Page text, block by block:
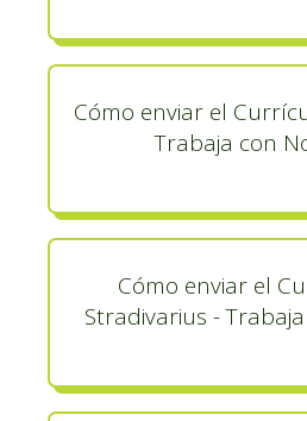
Cómo enviar el
Trabaja con
Cómo enviar el
Stradivarius -